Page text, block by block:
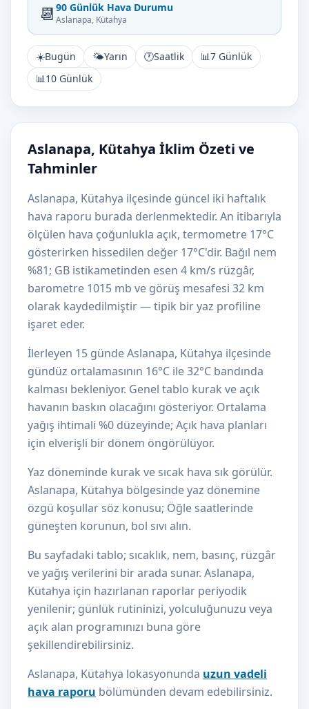
📆 90 Günlük Hava Durumu
Aslanapa, Kütahya
☀️Bugün 🌤️Yarın 🕐Saatlik 📊7 Günlük
📊10 Günlük
Aslanapa, Kütahya İklim Özeti ve
Tahminler
Aslanapa, Kütahya ilçesinde güncel iki haftalık
hava raporu burada derlenmektedir. An itibarıyla
ölçülen hava çoğunlukla açık, termometre 17°C
gösterirken hissedilen değer 17°C'dir. Bağıl nem
%81; GB istikametinden esen 4 km/s rüzgâr,
barometre 1015 mb ve görüş mesafesi 32 km
olarak kaydedilmiştir — tipik bir yaz profiline
işaret eder.
İlerleyen 15 günde Aslanapa, Kütahya ilçesinde
gündüz ortalamasının 16°C ile 32°C bandında
kalması bekleniyor. Genel tablo kurak ve açık
havanın baskın olacağını gösteriyor. Ortalama
yağış ihtimali %0 düzeyinde; Açık hava planları
için elverişli bir dönem öngörülüyor.
Yaz döneminde kurak ve sıcak hava sık görülür.
Aslanapa, Kütahya bölgesinde yaz dönemine
özgü koşullar söz konusu; Öğle saatlerinde
güneşten korunun, bol sıvı alın.
Bu sayfadaki tablo; sıcaklık, nem, basınç, rüzgâr
ve yağış verilerini bir arada sunar. Aslanapa,
Kütahya için hazırlanan raporlar periyodik
yenilenir; günlük rutininizi, yolculuğunuzu veya
açık alan programınızı buna göre
şekillendirebilirsiniz.
Aslanapa, Kütahya lokasyonunda uzun vadeli
hava raporu bölümünden devam edebilirsiniz.